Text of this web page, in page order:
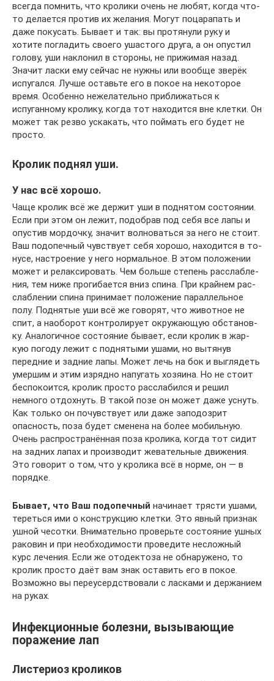
всегда помнить, что кролики очень не любят, когда что-
то делается против их желания. Могут поцарапать и
даже покусать. Бывает и так: вы протянули руку и
хотите погладить своего ушастого друга, а он опустил
голову, уши наклонил в стороны, не прижимая назад.
Значит ласки ему сейчас не нужны или вообще зверёк
испугался. Лучше оставьте его в покое на некоторое
время. Особенно нежелательно приближаться к
испуганному кролику, когда тот находится вне клетки. Он
может так резво ускакать, что поймать его будет не
просто.
Кролик поднял уши.
У нас всё хорошо.
Чаще кролик всё же дер­жит уши в под­ня­том со­сто­янии.
Если при этом он ле­жит, по­до­брав под себя все лапы и
опу­стив мор­доч­ку, зна­чит вол­но­вать­ся за него не сто­ит.
Ваш под­опеч­ный чув­ству­ет себя хо­ро­шо, на­хо­дит­ся в то­
нусе, на­стро­ение у него нор­маль­ное. В этом по­ло­же­нии
может и ре­лак­си­ро­вать. Чем боль­ше сте­пень рас­сла­бле­
ния, тем ни­же про­ги­ба­ет­ся вниз спи­на. При край­нем рас­
сла­бле­нии спи­на при­ни­мает по­ло­же­ние па­рал­лель­ное
полу. Под­ня­тые уши всё же го­во­рят, что жи­вот­ное не
спит, а на­обо­рот кон­тро­ли­рует ок­ру­жа­ю­щую об­ста­нов­
ку. Ана­ло­гич­ное со­сто­я­ние бы­вает, если кро­лик в жар­
кую по­году лежит с под­ня­ты­ми уша­ми, но вытянув
передние и задние лапы. Может лечь на бок и выглядеть
умершим и этим изрядно напугать хозяина. Но не стоит
беспокоится, кролик просто расслабился и решил
немного отдохнуть. В такой позе он может даже уснуть.
Как только он почувствует или даже заподозрит
опасность, поза будет сменена на более мобильную.
Очень распространённая поза кролика, когда тот сидит
на задних лапах и производит жевательные движения.
Это говорит о том, что у кролика всё в норме, он — в
порядке.
Бывает, что Ваш подопечный начинает трясти ушами,
тереться ими о конструкцию клетки. Это явный признак
ушной чесотки. Внимательно проверьте состояние ушных
раковин и при необходимости проведите несложный
курс лечения. Если же отодектоза не обнаружено, то
кролик просто даёт вам знак оставить его в покое.
Возможно вы переусердствовали с ласками и держанием
на руках.
Инфекционные болезни, вызывающие
поражение лап
Листериоз кроликов